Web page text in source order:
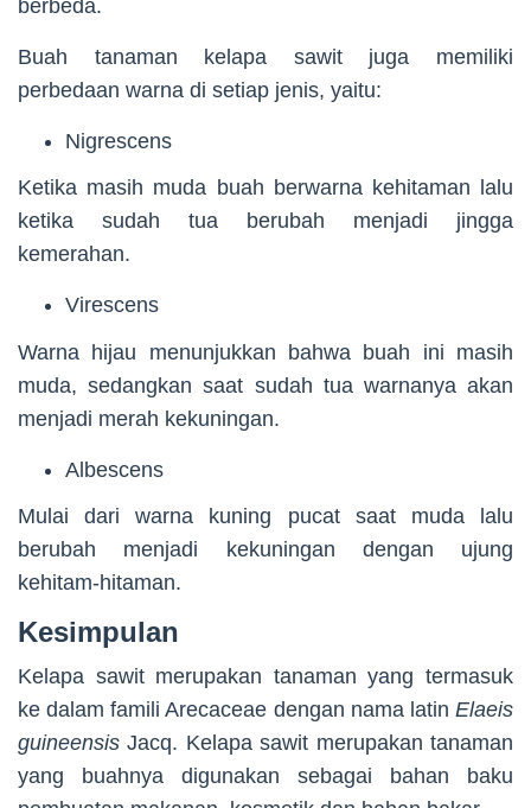
berbeda.
Buah tanaman kelapa sawit juga memiliki
perbedaan warna di setiap jenis, yaitu:
Nigrescens
Ketika masih muda buah berwarna kehitaman lalu
ketika sudah tua berubah menjadi jingga
kemerahan.
Virescens
Warna hijau menunjukkan bahwa buah ini masih
muda, sedangkan saat sudah tua warnanya akan
menjadi merah kekuningan.
Albescens
Mulai dari warna kuning pucat saat muda lalu
berubah menjadi kekuningan dengan ujung
kehitam-hitaman.
Kesimpulan
Kelapa sawit merupakan tanaman yang termasuk
ke dalam famili Arecaceae dengan nama latin Elaeis
guineensisJacq. Kelapa sawit merupakan tanaman
yang buahnya digunakan sebagai bahan baku